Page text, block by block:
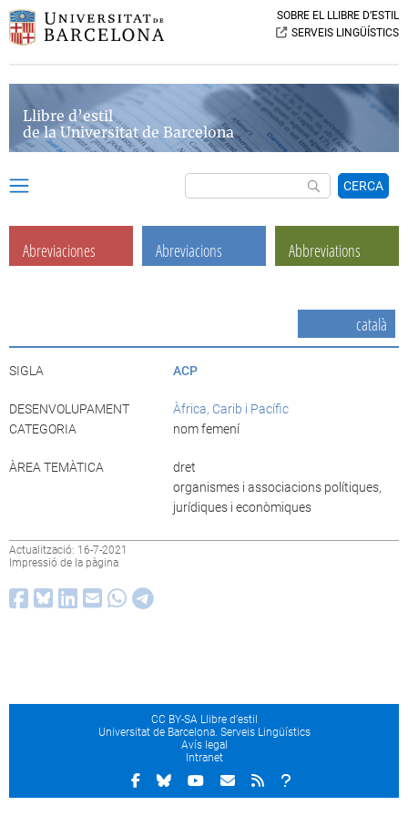
SOBRE EL LLIBRE D’ESTIL
SERVEIS LINGÜÍSTICS
Llibre d’estil
de la Universitat de Barcelona
CERCA
Abreviaciones Abreviacions Abbreviations
català
SIGLA ACP
DESENVOLUPAMENT
Àfrica, Carib i Pacífic
CATEGORIA
nom femení
ÀREA TEMÀTICA
dret
organismes i associacions polítiques,
jurídiques i econòmiques
Actualització: 16-7-2021
Impressió de la pàgina
CC BY-SA Llibre d’estil
Universitat de Barcelona. Serveis Lingüístics
Avís legal
Intranet